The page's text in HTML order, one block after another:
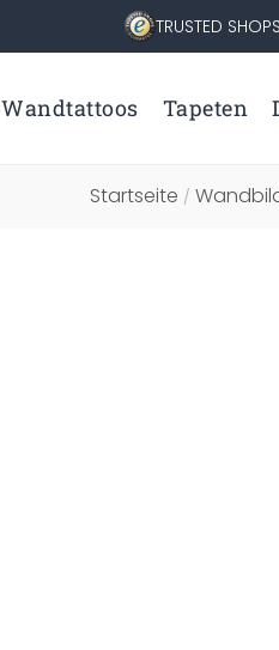
TRUSTED SHOPS
Wandtattoos Tapeten
Startseite /